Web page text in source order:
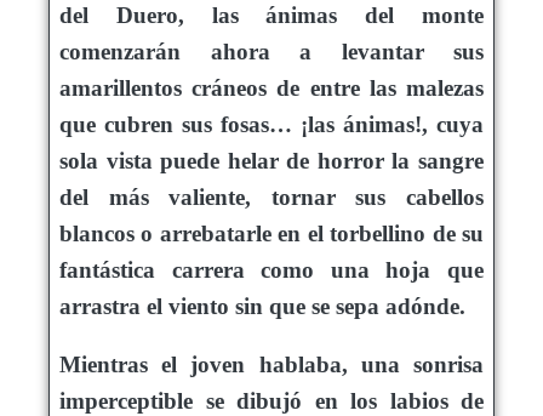
del Duero, las ánimas del monte
comenzarán ahora a levantar sus
amarillentos cráneos de entre las malezas
que cubren sus fosas… ¡las ánimas!, cuya
sola vista puede helar de horror la sangre
del más valiente, tornar sus cabellos
blancos o arrebatarle en el torbellino de su
fantástica carrera como una hoja que
arrastra el viento sin que se sepa adónde.
Mientras el joven hablaba, una sonrisa
imperceptible se dibujó en los labios de